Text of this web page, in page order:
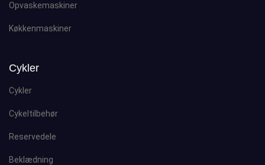
Opvaskemaskiner
Køkkenmaskiner
Cykler
Cykler
Cykeltilbehør
Reservedele
Beklædning